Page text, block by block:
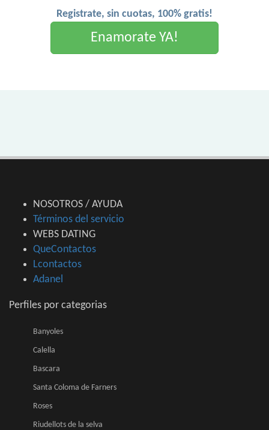
Registrate, sin cuotas, 100% gratis!
Enamorate YA!
NOSOTROS / AYUDA
Términos del servicio
WEBS DATING
QueContactos
Lcontactos
Adanel
Perfiles por categorias
Banyoles
Calella
Bascara
Santa Coloma de Farners
Roses
Riudellots de la selva